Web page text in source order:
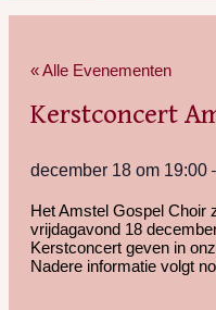
« Alle Evenementen
Kerstconcert
december 18 om 19:00
Het Amstel Gospel Choir
vrijdagavond 18
Kerstconcert geven in
Nadere informatie volgt